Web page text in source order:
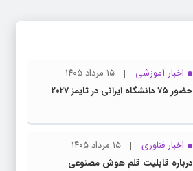
اخبار آموزشی
۱۵ مرداد ۱۴۰۵
حضور ۷۵ دانشگاه ایرانی در تایمز ۲۰۲۷
اخبار فناوری
۱۵ مرداد ۱۴۰۵
درباره قابلیت قلم هوش مصنوعی